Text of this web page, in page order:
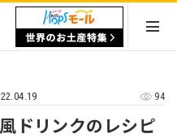
94
ドリンクのレシピ